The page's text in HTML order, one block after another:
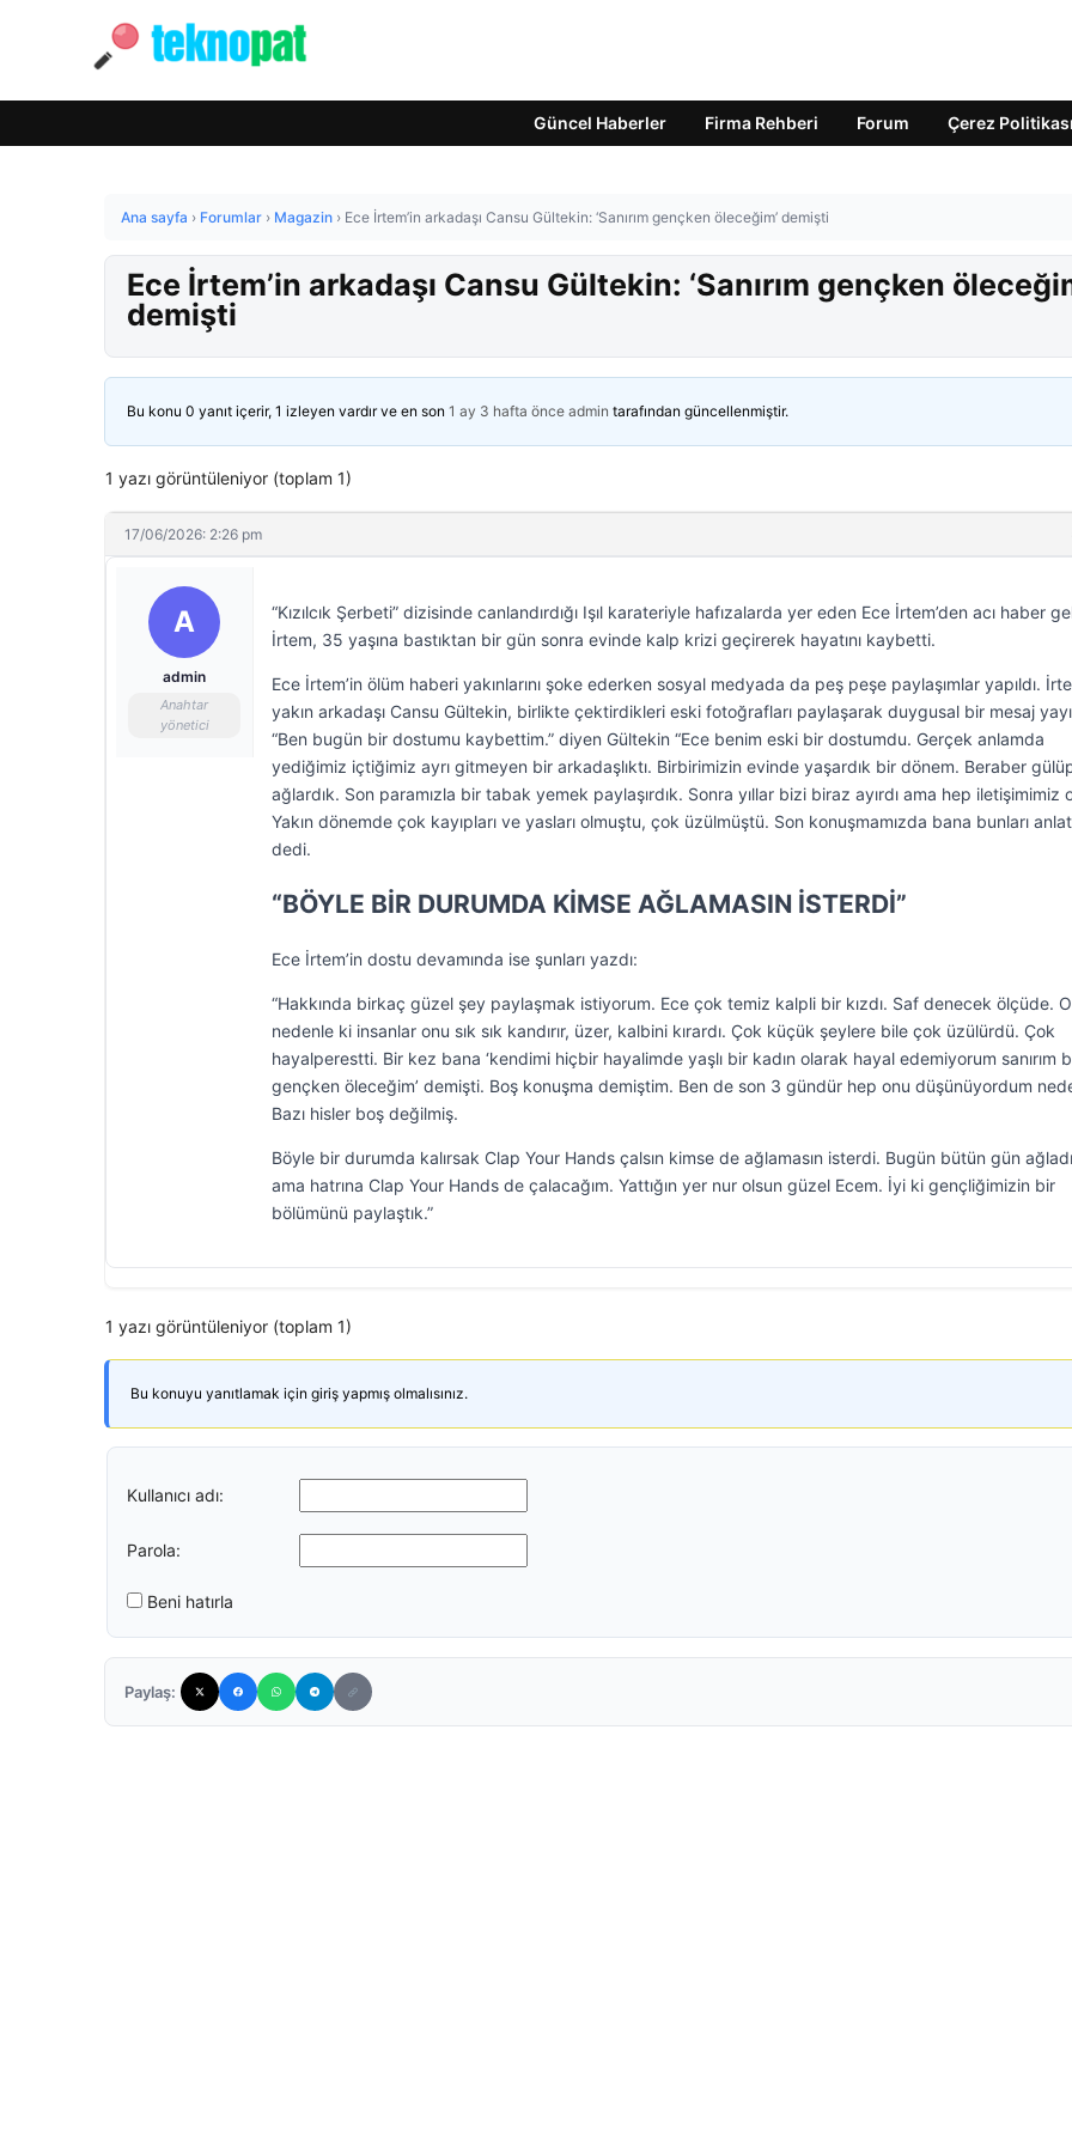
Güncel Haberler Firma Rehberi Forum Çerez Politikası
Ana sayfa › Forumlar › Magazin › Ece İrtem’in arkadaşı Cansu Gültekin: ‘Sanırım gençken öleceğim’ demişti
Ece İrtem’in arkadaşı Cansu Gültekin: ‘Sanırım gençken
demişti
Bu konu 0 yanıt içerir, 1 izleyen vardır ve en son 1 ay 3 hafta önce admin tarafından güncellenmiştir.
1 yazı görüntüleniyor (toplam 1)
17/06/2026: 2:26 pm
A
admin
Anahtar
yönetici
“Kızılcık Şerbeti” dizisinde canlandırdığı Işıl karateriyle hafızalarda yer eden Ece İrtem’den acı haber
İrtem, 35 yaşına bastıktan bir gün sonra evinde kalp krizi geçirerek hayatını kaybetti.
Ece İrtem’in ölüm haberi yakınlarını şoke ederken sosyal medyada da peş peşe paylaşımlar yapıldı.
yakın arkadaşı Cansu Gültekin, birlikte çektirdikleri eski fotoğrafları paylaşarak duygusal bir mesaj
“Ben bugün bir dostumu kaybettim.” diyen Gültekin “Ece benim eski bir dostumdu. Gerçek anlamda
yediğimiz içtiğimiz ayrı gitmeyen bir arkadaşlıktı. Birbirimizin evinde yaşardık bir dönem. Beraber
ağlardık. Son paramızla bir tabak yemek paylaşırdık. Sonra yıllar bizi biraz ayırdı ama hep iletişimimiz
Yakın dönemde çok kayıpları ve yasları olmuştu, çok üzülmüştü. Son konuşmamızda bana bunları
dedi.
“BÖYLE BİR DURUMDA KİMSE AĞLAMASIN İSTERDİ”
Ece İrtem’in dostu devamında ise şunları yazdı:
“Hakkında birkaç güzel şey paylaşmak istiyorum. Ece çok temiz kalpli bir kızdı. Saf denecek ölçüde. O
nedenle ki insanlar onu sık sık kandırır, üzer, kalbini kırardı. Çok küçük şeylere bile çok üzülürdü. Çok
hayalperestti. Bir kez bana ‘kendimi hiçbir hayalimde yaşlı bir kadın olarak hayal edemiyorum sanırım
gençken öleceğim’ demişti. Boş konuşma demiştim. Ben de son 3 gündür hep onu düşünüyordum
Bazı hisler boş değilmiş.
Böyle bir durumda kalırsak Clap Your Hands çalsın kimse de ağlamasın isterdi. Bugün bütün gün
ama hatrına Clap Your Hands de çalacağım. Yattığın yer nur olsun güzel Ecem. İyi ki gençliğimizin bir
bölümünü paylaştık.”
1 yazı görüntüleniyor (toplam 1)
Bu konuyu yanıtlamak için giriş yapmış olmalısınız.
Kullanıcı adı:
Parola:
Beni hatırla
Paylaş: